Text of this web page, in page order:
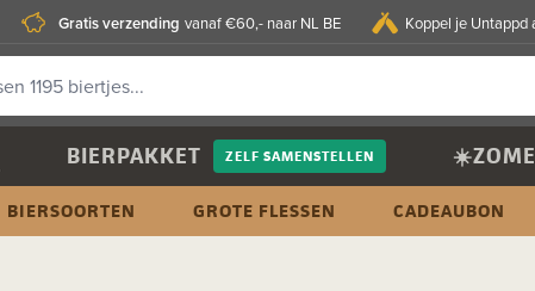
Gratis verzending vanaf €60,- naar NL BE Koppel je Untappd
BIERPAKKET ZELF SAMENSTELLEN
BIERSOORTEN GROTE FLESSEN CADEAUBON